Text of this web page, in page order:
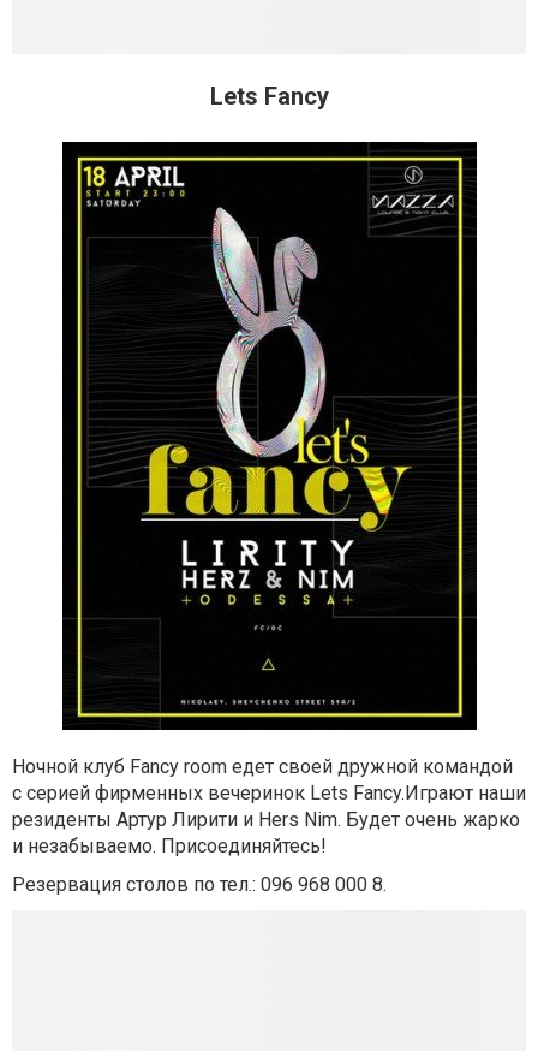
Lets Fancy
Ночной клуб Fancy room едет своей дружной командой
с серией фирменных вечеринок Lets Fancy.Играют наши
резиденты Артур Лирити и Hers Nim. Будет очень жарко
и незабываемо. Присоединяйтесь!
Резервация столов по тел.: 096 968 000 8.